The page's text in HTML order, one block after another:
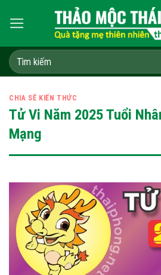
Tìm
kiếm:
CHIA SẼ KIẾN THỨC
Tử Vi Năm 2025 Tuổi
Mạng